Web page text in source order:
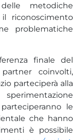
metodiche
riconoscimento
problematiche
finale del
coinvolti,
parteciperà alla
le
che hanno
è possibile